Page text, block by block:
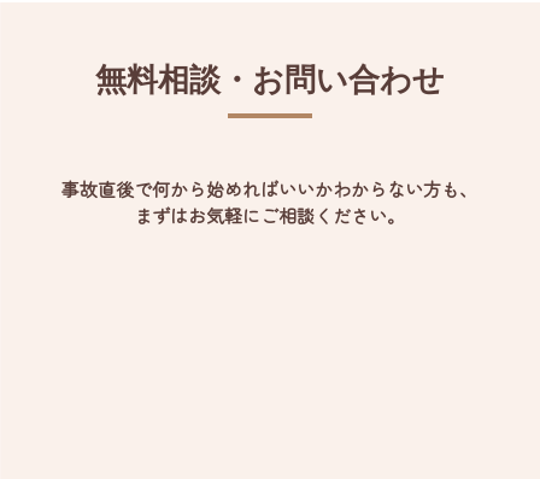
無料相談・お問い合わせ
事故直後で何から始めればいいかわからない方も、
まずはお気軽にご相談ください。